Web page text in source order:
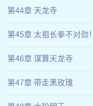
第44章 天龙寺
第45章 太祖长拳不对劲！
第46章 谋算天龙寺
第47章 带走黑玫瑰